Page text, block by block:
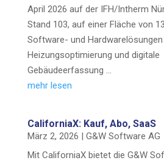
April 2026 auf der IFH/Intherm
Stand 103, auf einer Flä­che von
Sof­t­­wa­re- und
Hei­zungs­op­ti­mie­rung und digi­ta­le
Gebäudeerfassung …
mehr lesen
Cali­for­niaX: Kauf, Abo, SaaS
März 2, 2026 | G&W Soft­ware AG
Mit Cali­for­niaX bie­tet die G&W